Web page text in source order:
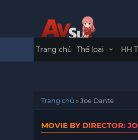
Trang chủ Thể loại HH
Trang chủ »Joe Dante
MOVIE BY DIRECTOR: